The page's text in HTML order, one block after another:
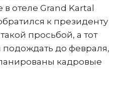
отеле Grand Kartal
к президенту
просьбой, а тот
до февраля,
кадровые